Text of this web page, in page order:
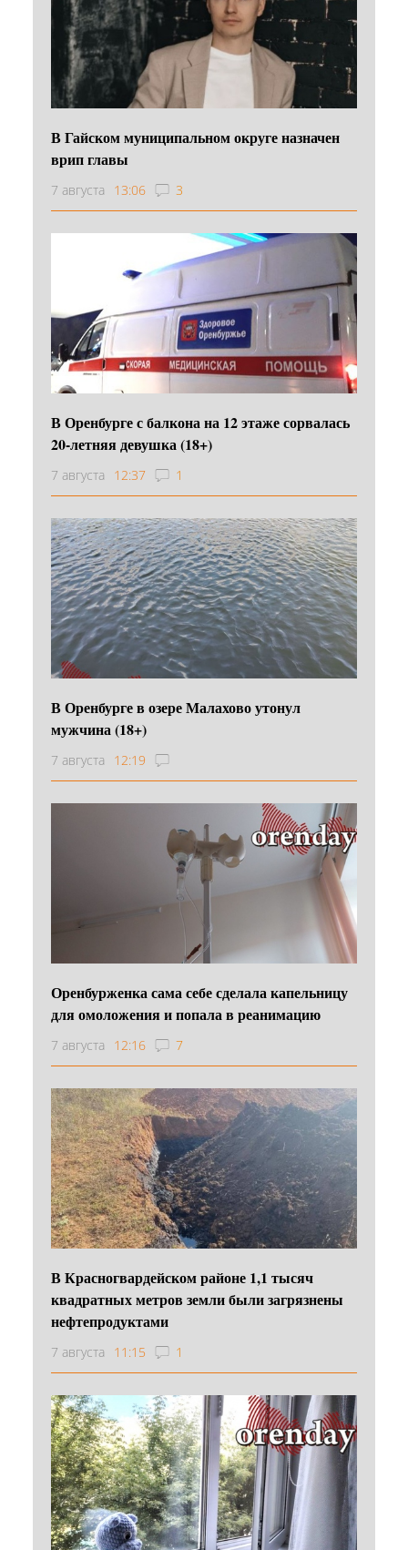
В Гайском муниципальном округе назначен
врип главы
7 августа 13:06 3
В Оренбурге с балкона на 12 этаже сорвалась
20-летняя девушка (18+)
7 августа 12:37 1
В Оренбурге в озере Малахово утонул
мужчина (18+)
7 августа 12:19
Оренбурженка сама себе сделала капельницу
для омоложения и попала в реанимацию
7 августа 12:16 7
В Красногвардейском районе 1,1 тысяч
квадратных метров земли были загрязнены
нефтепродуктами
7 августа 11:15 1